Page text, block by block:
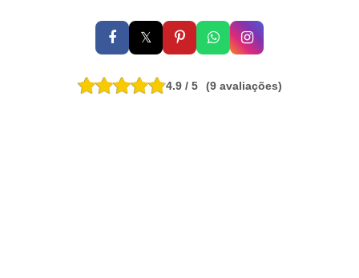
𝕏
4.9 / 5 (9 avaliações)